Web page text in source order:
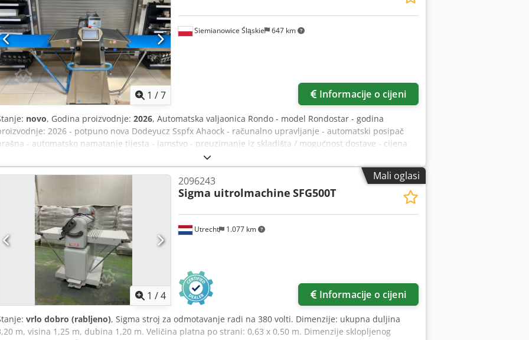
1 /7
Siemianowice Śląskie 647 km
Informacije o cijeni
novo, Godina proizvodnje: 2026, Automatska valjaonica Rondo - model Rondostar - godina
2026 - potpuno nova Dodeyucz Sspfx Ahaock - računalno upravljanje - automatski posipač
- automatsko namatanje tijesta - jamstvo - preuzimanje iz skladišta / mogućnost dostave - cijena
Mali oglasi
1 /4
Utrecht 1.077 km
2096243
Sigma uitrolmachine SFG500T
Informacije o cijeni
vrlo dobro (rabljeno), Sigma stroj za odmotavanje radi na 380 volti. Dimenzije: ukupna duljina
m, visina 1,25 m, dubina 1,20 m. Veličina platna po strani: 0,63 x 0,50 m. Dimenzije sklopljenog